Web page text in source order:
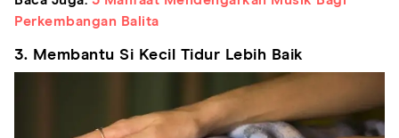
Perkembangan Balita
3. Membantu Si Kecil Tidur Lebih Baik